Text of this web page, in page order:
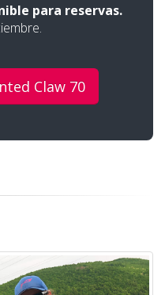
para reservas.
Claw 70